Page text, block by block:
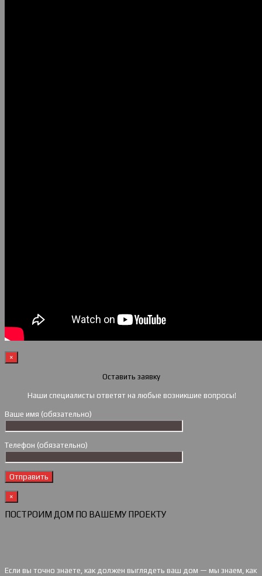
×
Оставить заявку
Наши специалисты ответят на любые возникшие вопросы!
Ваше имя (обязательно)
Телефон (обязательно)
×
ПОСТРОИМ ДОМ ПО ВАШЕМУ ПРОЕКТУ
Если вы точно знаете, как должен выглядеть ваш дом — мы знаем, как